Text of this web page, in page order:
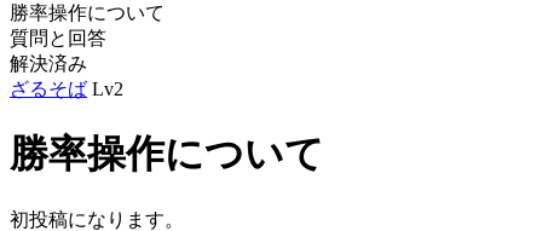
勝率操作について
質問と回答
解決済み
ざるそば Lv2
勝率操作について
初投稿になります。